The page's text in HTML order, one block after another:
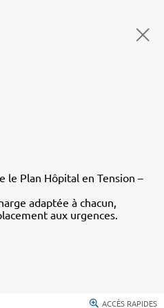
le Plan Hôpital en Tension –
adaptée à chacun,
aux urgences.
ACCÈS RAPIDES